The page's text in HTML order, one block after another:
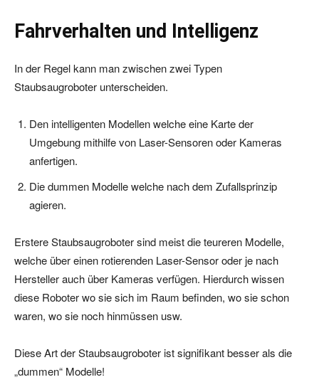
Fahrverhalten und Intelligenz
In der Regel kann man zwischen zwei Typen
Staubsaugroboter unterscheiden.
Den intelligenten Modellen welche eine Karte der
Umgebung mithilfe von Laser-Sensoren oder Kameras
anfertigen.
Die dummen Modelle welche nach dem Zufallsprinzip
agieren.
Erstere Staubsaugroboter sind meist die teureren Modelle,
welche über einen rotierenden Laser-Sensor oder je nach
Hersteller auch über Kameras verfügen. Hierdurch wissen
diese Roboter wo sie sich im Raum befinden, wo sie schon
waren, wo sie noch hinmüssen usw.
Diese Art der Staubsaugroboter ist signifikant besser als die
„dummen“ Modelle!